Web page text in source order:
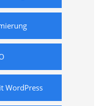
WordPress